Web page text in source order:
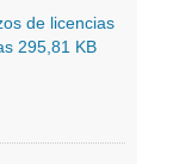
de licencias
295,81 KB